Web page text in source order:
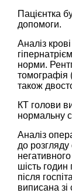
Пацієнтка
допомоги.
Аналіз
норми.
томографія
також
КТ голови
нормальну
Аналіз
до
шість годин
після
виписана зі